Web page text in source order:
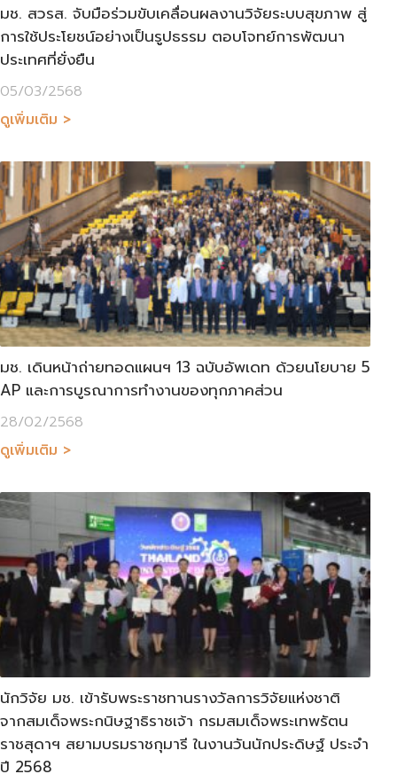
มช. สวรส. จับมือร่วมขับเคลื่อนผลงานวิจัยระบบสุขภาพ สู่
การใช้ประโยชน์อย่างเป็นรูปธรรม ตอบโจทย์การพัฒนา
ประเทศที่ยั่งยืน
05/03/2568
ดูเพิ่มเติม >
มช. เดินหน้าถ่ายทอดแผนฯ 13 ฉบับอัพเดท ด้วยนโยบาย 5
AP และการบูรณาการทำงานของทุกภาคส่วน
28/02/2568
ดูเพิ่มเติม >
นักวิจัย มช. เข้ารับพระราชทานรางวัลการวิจัยแห่งชาติ
จากสมเด็จพระกนิษฐาธิราชเจ้า กรมสมเด็จพระเทพรัตน
ราชสุดาฯ สยามบรมราชกุมารี ในงานวันนักประดิษฐ์ ประจำ
ปี 2568